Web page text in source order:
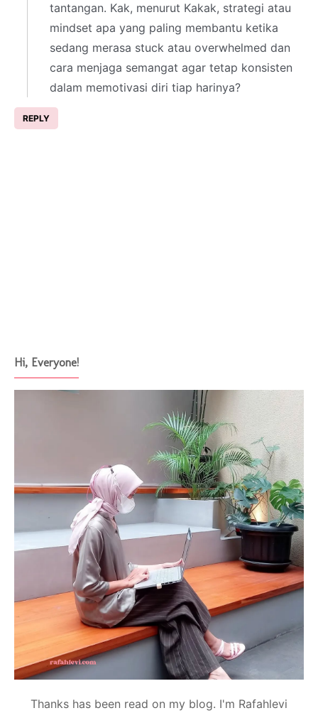
tantangan. Kak, menurut Kakak, strategi atau
mindset apa yang paling membantu ketika
sedang merasa stuck atau overwhelmed dan
cara menjaga semangat agar tetap konsisten
dalam memotivasi diri tiap harinya?
REPLY
Hi, Everyone!
Thanks has been read on my blog. I'm Rafahlevi